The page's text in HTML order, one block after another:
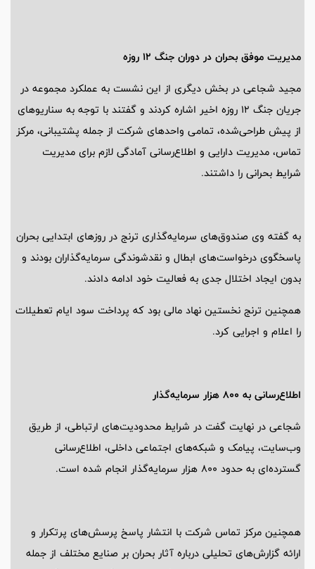
مدیریت موفق بحران در دوران جنگ 12 روزه
مجید شجاعی در بخش دیگری از این نشست به عملکرد مجموعه در
جریان جنگ 12 روزه اخیر اشاره کردند و گفتند با توجه به سناریوهای
از پیش طراحی‌شده، تمامی واحدهای شرکت از جمله پشتیبانی، مرکز
تماس، مدیریت دارایی و اطلاع‌رسانی آمادگی لازم برای مدیریت
شرایط بحرانی را داشتند.
به گفته وی صندوق‌های سرمایه‌گذاری ترنج در روزهای ابتدایی بحران
پاسخگوی درخواست‌های ابطال و نقدشوندگی سرمایه‌گذاران بودند و
بدون ایجاد اختلال جدی به فعالیت خود ادامه دادند.
همچنین ترنج نخستین نهاد مالی بود که پرداخت سود ایام تعطیلات
را اعلام و اجرایی کرد.
اطلاع‌رسانی به 800 هزار سرمایه‌گذار
شجاعی در نهایت گفت در شرایط محدودیت‌های ارتباطی، از طریق
وب‌سایت، پیامک و شبکه‌های اجتماعی داخلی، اطلاع‌رسانی
گسترده‌ای به حدود 800 هزار سرمایه‌گذار انجام شده است.
همچنین مرکز تماس شرکت با انتشار پاسخ پرسش‌های پرتکرار و
ارائه گزارش‌های تحلیلی درباره آثار بحران بر صنایع مختلف از جمله